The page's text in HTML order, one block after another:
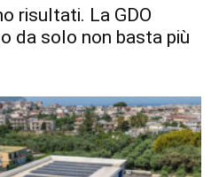
risultati. La GDO
da solo non basta più